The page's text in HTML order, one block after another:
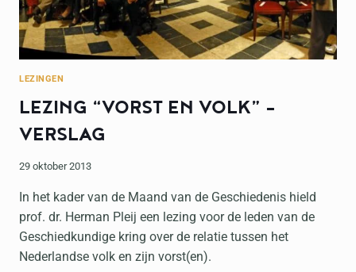
LEZINGEN
LEZING “VORST EN VOLK” –
VERSLAG
29 oktober 2013
In het kader van de Maand van de Geschiedenis hield
prof. dr. Herman Pleij een lezing voor de leden van de
Geschiedkundige kring over de relatie tussen het
Nederlandse volk en zijn vorst(en).